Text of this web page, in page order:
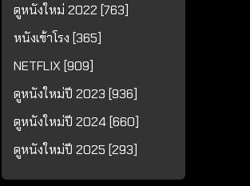
ดูหนังใหม่ 2022 [763]
หนังเข้าโรง [365]
NETFLIX [909]
ดูหนังใหม่ปี 2023 [936]
ดูหนังใหม่ปี 2024 [660]
ดูหนังใหม่ปี 2025 [293]